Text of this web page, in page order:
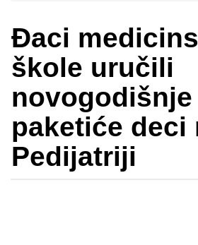
Đaci
škole uručili
novogodišnje
paketiće deci
Pedijatriji